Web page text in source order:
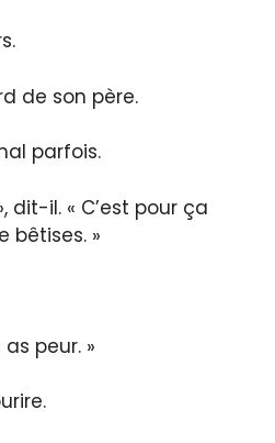
de son père.
parfois.
dit-il. « C’est pour ça
bêtises. »
peur. »